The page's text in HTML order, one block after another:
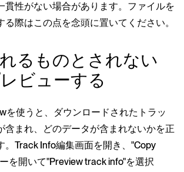
貫性がない場合があります。ファイルを
る際はこの点を念頭に置いてください。
るものとされない
ビューする
を使うと、ダウンロードされたトラッ
含まれ、どのデータが含まれないかを正
。Track Info編集画面を開き、"Copy
を開いて"Preview track info"を選択